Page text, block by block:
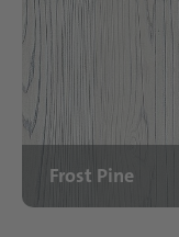
Frost Pine